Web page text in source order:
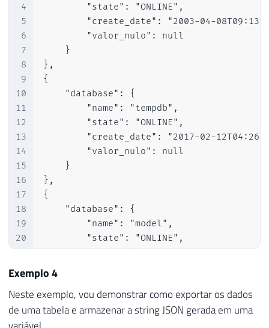
4
5
6
7
8
9
10
11
12
13
14
15
16
17
18
19
20
21
23
24
25
26
        "state": "ONLINE",
"create_date": "2003-04-
        "valor_nulo": null
    }
},
{
    "database": {
        "name": "tempdb",
        "state": "ONLINE",
"create_date": "2017-02-
        "valor_nulo": null
    }
},
{
    "database": {
        "name": "model",
        "state": "ONLINE",
"create_date": "2003-04-
    }
},
{
Exemplo 4
Neste exemplo, vou demonstrar como exportar os dados
de uma tabela e armazenar a string JSON gerada em uma